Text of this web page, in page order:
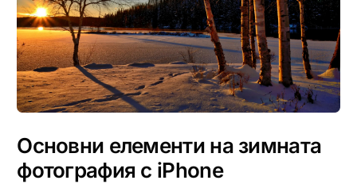
Основни елементи на зимната
фотография с iPhone